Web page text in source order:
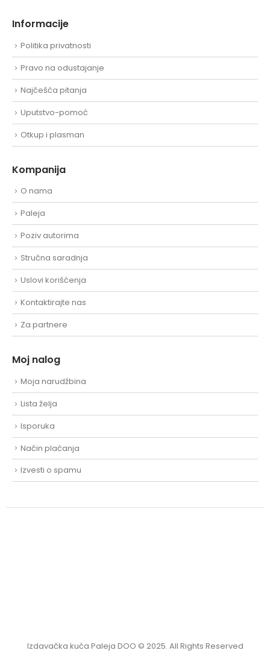
Informacije
Politika privatnosti
Pravo na odustajanje
Najčešća pitanja
Uputstvo-pomoć
Otkup i plasman
Kompanija
O nama
Paleja
Poziv autorima
Stručna saradnja
Uslovi korišćenja
Kontaktirajte nas
Za partnere
Moj nalog
Moja narudžbina
Lista želja
Isporuka
Način plaćanja
Izvesti o spamu
Izdavačka kuća Paleja DOO © 2025. All Rights Reserved